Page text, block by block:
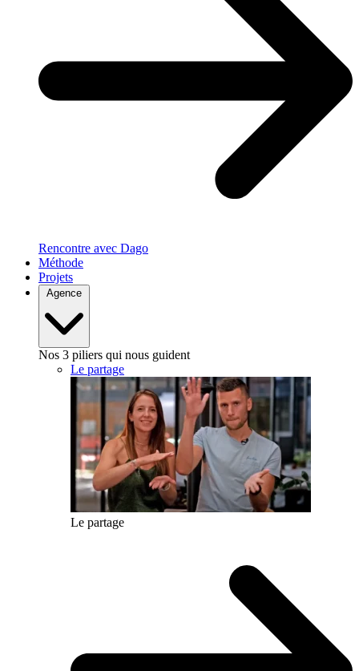
Rencontre avec Dago
Méthode
Projets
Agence
Nos 3 piliers qui nous guident
Le partage
Le partage